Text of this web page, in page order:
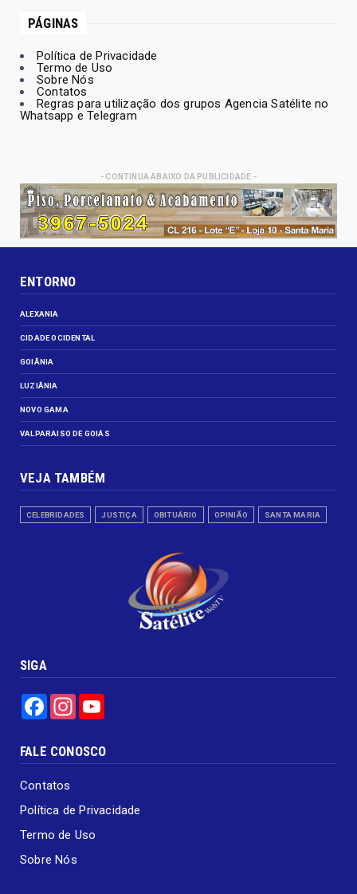
PÁGINAS
Política de Privacidade
Termo de Uso
Sobre Nós
Contatos
Regras para utilização dos grupos Agencia Satélite no
Whatsapp e Telegram
- CONTINUA ABAIXO DA PUBLICIDADE -
ENTORNO
ALEXANIA
CIDADE OCIDENTAL
GOIÂNIA
LUZIÂNIA
NOVO GAMA
VALPARAISO DE GOIÁS
VEJA TAMBÉM
CELEBRIDADES JUSTIÇA OBITUÁRIO OPINIÃO SANTA MARIA
SIGA
FacebookInstagram
FALE CONOSCO
Contatos
Política de Privacidade
Termo de Uso
Sobre Nós